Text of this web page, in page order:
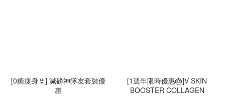
[0糖瘦身👙] 減磅神隊友套裝優
惠
[1週年限時優惠🎂]V SKIN
BOOSTER COLLAGEN